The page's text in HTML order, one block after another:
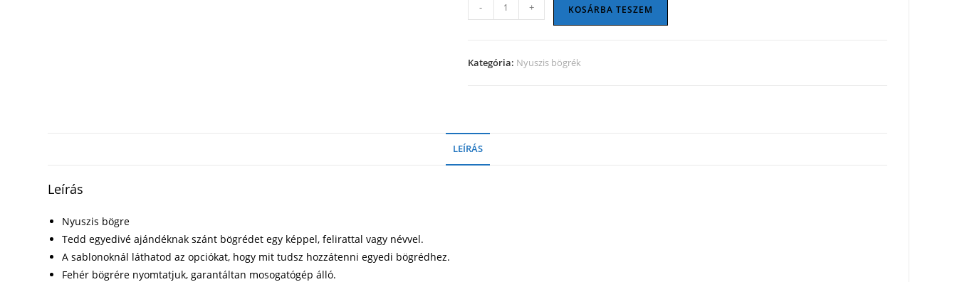
bögre
mennyiség
- + KOSÁRBA TESZEM
Kategória: Nyuszis bögrék
LEÍRÁS
Leírás
Nyuszis bögre
Tedd egyedivé ajándéknak szánt bögrédet egy képpel, felirattal vagy névvel.
A sablonoknál láthatod az opciókat, hogy mit tudsz hozzátenni egyedi bögrédhez.
Fehér bögrére nyomtatjuk, garantáltan mosogatógép álló.